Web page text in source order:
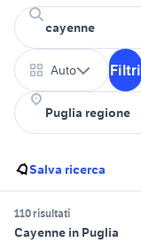
Auto Filtri
Salva ricerca
110 risultati
Cayenne in Puglia